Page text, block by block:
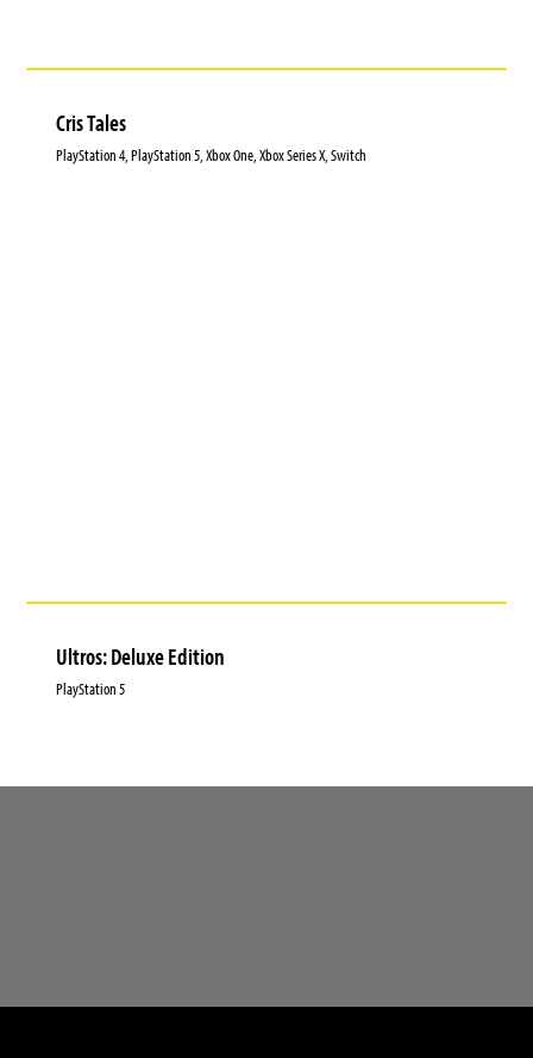
Cris Tales
PlayStation 4, PlayStation 5, Xbox One, Xbox Series X, Switch
Ultros: Deluxe Edition
PlayStation 5